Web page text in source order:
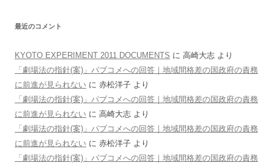
最近のコメント
KYOTO EXPERIMENT 2011 DOCUMENTS に 高崎大志 より
「劇場法の指針(案)」パブコメへの回答｜地域間格差の国政府の責務
に前進が見られない に 赤松洋子 より
「劇場法の指針(案)」パブコメへの回答｜地域間格差の国政府の責務
に前進が見られない に 高崎大志 より
「劇場法の指針(案)」パブコメへの回答｜地域間格差の国政府の責務
に前進が見られない に 赤松洋子 より
「劇場法の指針(案)」パブコメへの回答｜地域間格差の国政府の責務